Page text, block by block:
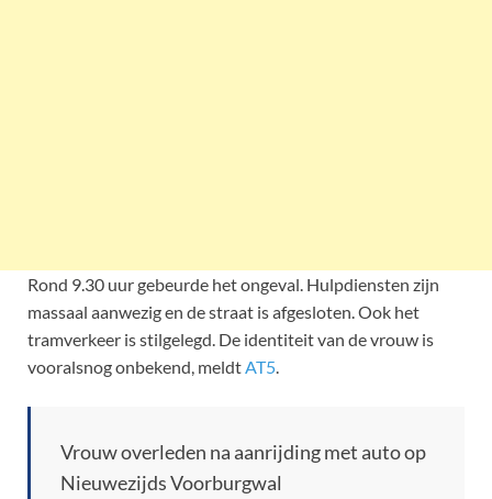
Rond 9.30 uur gebeurde het ongeval. Hulpdiensten zijn
massaal aanwezig en de straat is afgesloten. Ook het
tramverkeer is stilgelegd. De identiteit van de vrouw is
vooralsnog onbekend, meldt AT5
Vrouw overleden na aanrijding met auto op
Nieuwezijds Voorburgwal